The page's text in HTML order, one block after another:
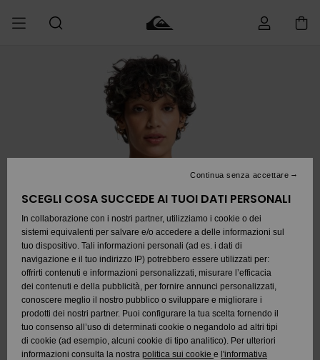
informazioni
Abbigliamento
Accessori
Surf /
Acqua
Snow
Nuovi arrivi
Abbigliamento
Accessori
Surf /
Acqua
Neve
Nuovi arrivi
Shop
Nuovi arrivi
Snow
Surf Shop
Surf Shop
Bambino
Highlights
Comunità
SNOW
Snow Shop
Snow Shop
Bambino
Snow Shop
Da
Scoprire
Comunità
OUTLET
Outlet
Outlet
Bambino
Outlet
AIUTO &
CONTATTI
Accedi al tuo
Spedizione
Buono regalo
Quiksilver
Freedom
Protezione dei
dati
SCEGLI COSA SUCCEDE AI TUOI DATI PERSONALI
In collaborazione con i nostri partner, utilizziamo i cookie o dei
sistemi equivalenti per salvare e/o accedere a delle informazioni sul
tuo dispositivo. Tali informazioni personali (ad es. i dati di
navigazione e il tuo indirizzo IP) potrebbero essere utilizzati per:
offrirti contenuti e informazioni personalizzati, misurare l’efficacia
dei contenuti e della pubblicità, per fornire annunci personalizzati,
conoscere meglio il nostro pubblico o sviluppare e migliorare i
prodotti dei nostri partner. Puoi configurare la tua scelta fornendo il
tuo consenso all’uso di determinati cookie o negandolo ad altri tipi
di cookie (ad esempio, alcuni cookie di tipo analitico). Per ulteriori
informazioni consulta la nostra politica sui cookie e l'informativa
Continua senza accettare